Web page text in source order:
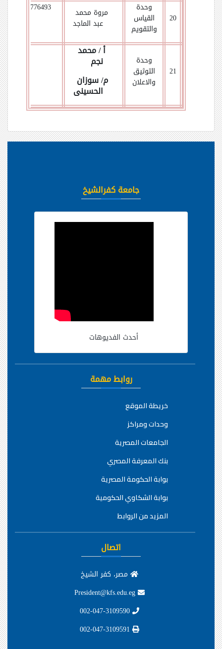
20
وحدة
القياس
والتقويم
مروة محمد
عبد الماجد
01005776493
21
وحدة
التوثيق
والاعلان
أ / محمد
نجم
م/ سوزان
الحسينى
جامعة كفرالشيخ
أحدث الفديوهات
روابط مهمة
خريطة الموقع
وحدات ومراكز
الجامعات المصرية
بنك المعرفة المصري
بوابة الحكومة المصرية
بوابة الشكاوي الحكومية
المزيد من الروابط
اتصال
مصر، كفر الشيخ